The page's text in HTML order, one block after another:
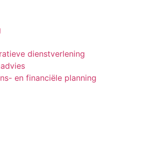
dienstverlening
en financiële planning